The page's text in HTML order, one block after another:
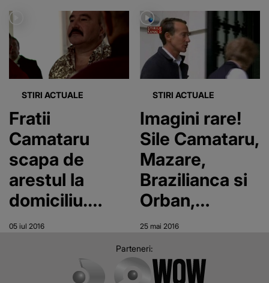
STIRI ACTUALE
Fratii
Camataru
scapa de
arestul la
domiciliu.
Tribunalul
decis sa fie
05 iul 2016
STIRI ACTUALE
Imagini rare!
Sile Camataru,
Mazare,
Brazilianca si
Orban,
laolalta, pe
holurile Curtii
Supreme de
25 mai 2016
Parteneri: